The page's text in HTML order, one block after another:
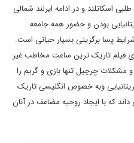
اسکاتلند و در ادامه ایرلند شمالی
بودن و حضور همه جامعه
شرایط پسا برگزیتی بسیار حیاتی است.
فیلم تاریک ترین ساعت مخاطب غیر
و مشکلات چرچیل تنها بازی و گریم را
وبه خصوص انگلیسی تاریک
که با ایجاد روحیه مضاعف در آنان